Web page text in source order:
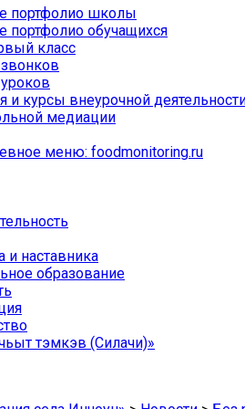
портфолио школы
портфолио обучащихся
класс
и курсы внеурочной
медиации
меню: foodmonitoring.ru
и наставника
образование
тэмкэв (Силачи)»